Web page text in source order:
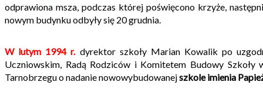
odprawiona msza, podczas której poświęcono krzyże,
nowym budynku odbyły się 20 grudnia.
W lutym 1994 r. dyrektor szkoły Marian Kowalik po
Uczniowskim, Radą Rodziców i Komitetem Budowy
Tarnobrzegu o nadanie nowowybudowanejszkole imienia